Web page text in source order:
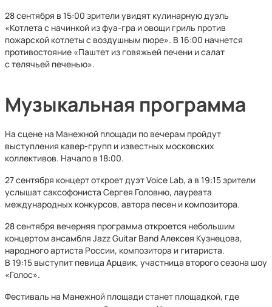
28 сентября в 15:00 зрители увидят кулинарную дуэль
«Котлета с начинкой из фуа-гра и овощи гриль против
пожарской котлеты с воздушным пюре». В 16:00 начнется
противостояние «Паштет из говяжьей печени и салат
с телячьей печенью».
Музыкальная программа
На сцене на Манежной площади по вечерам пройдут
выступления кавер-групп и известных московских
коллективов. Начало в 18:00.
27 сентября концерт откроет дуэт Voice Lab, а в 19:15 зрители
услышат саксофониста Сергея Головню, лауреата
международных конкурсов, автора песен и композитора.
28 сентября вечерняя программа откроется небольшим
концертом ансамбля Jazz Guitar Band Алексея Кузнецова,
народного артиста России, композитора и гитариста.
В 19:15 выступит певица Арцвик, участница второго сезона шоу
«Голос».
Фестиваль на Манежной площади станет площадкой, где